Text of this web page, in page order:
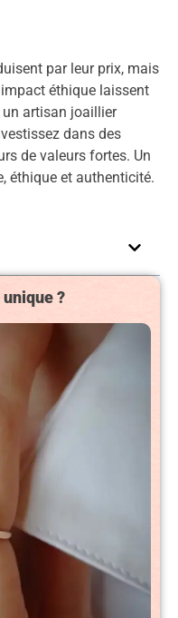
par leur prix, mais
éthique laissent
artisan joaillier
dans des
de valeurs fortes. Un
éthique et authenticité.
unique ?